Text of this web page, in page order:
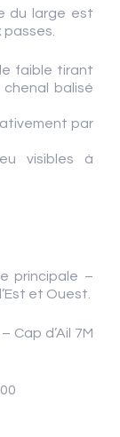
du large est
faible tirant
chenal balisé
par
visibles à
principale –
et Ouest.
Cap d’Ail 7M